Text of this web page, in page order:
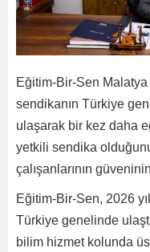
Eğitim-Bir-Sen
sendikanın Türkiye
ulaşarak bir kez daha
yetkili sendika
çalışanlarının
Eğitim-Bir-Sen, 2026
Türkiye genelinde
bilim hizmet kolunda